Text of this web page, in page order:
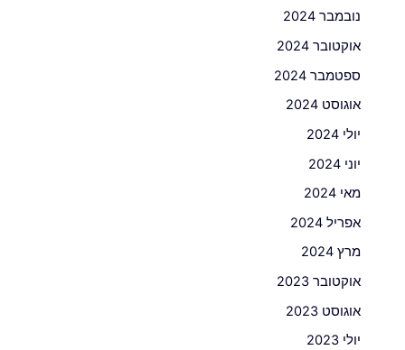
נובמבר 2024
אוקטובר 2024
ספטמבר 2024
אוגוסט 2024
יולי 2024
יוני 2024
מאי 2024
אפריל 2024
מרץ 2024
אוקטובר 2023
אוגוסט 2023
יולי 2023